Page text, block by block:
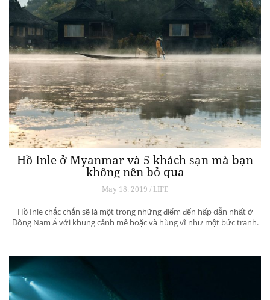
Hồ Inle ở Myanmar và 5 khách sạn mà bạn
không nên bỏ qua
May 18, 2019 / LIFE
Hồ Inle chắc chắn sẽ là một trong những điểm đến hấp dẫn nhất ở
Đông Nam Á với khung cảnh mê hoặc và hùng vĩ như một bức tranh.